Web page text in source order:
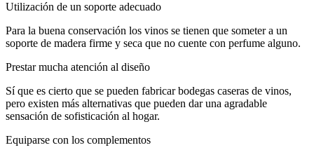
Utilización de un soporte adecuado
Para la buena conservación los vinos se tienen que someter a un
soporte de madera firme y seca que no cuente con perfume alguno.
Prestar mucha atención al diseño
Sí que es cierto que se pueden fabricar bodegas caseras de vinos,
pero existen más alternativas que pueden dar una agradable
sensación de sofisticación al hogar.
Equiparse con los complementos